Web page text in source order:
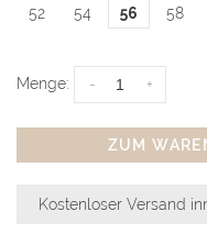
52
54 56 58
Menge: +
-
ZUM
Kostenloser Versand